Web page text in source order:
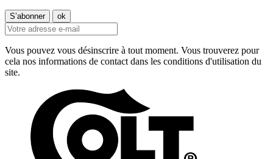
Vous pouvez vous désinscrire à tout moment. Vous trouverez pour
cela nos informations de contact dans les conditions d'utilisation du
site.